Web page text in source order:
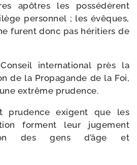
apôtres les pos­sé­dèrent
per­son­nel ; les évêques,
furent donc pas héri­tiers de
inter­na­tio­nal près la
de la Propagande de la Foi,
extrême prudence.
pru­dence exigent que les
forment leur juge­ment
des gens d’âge et